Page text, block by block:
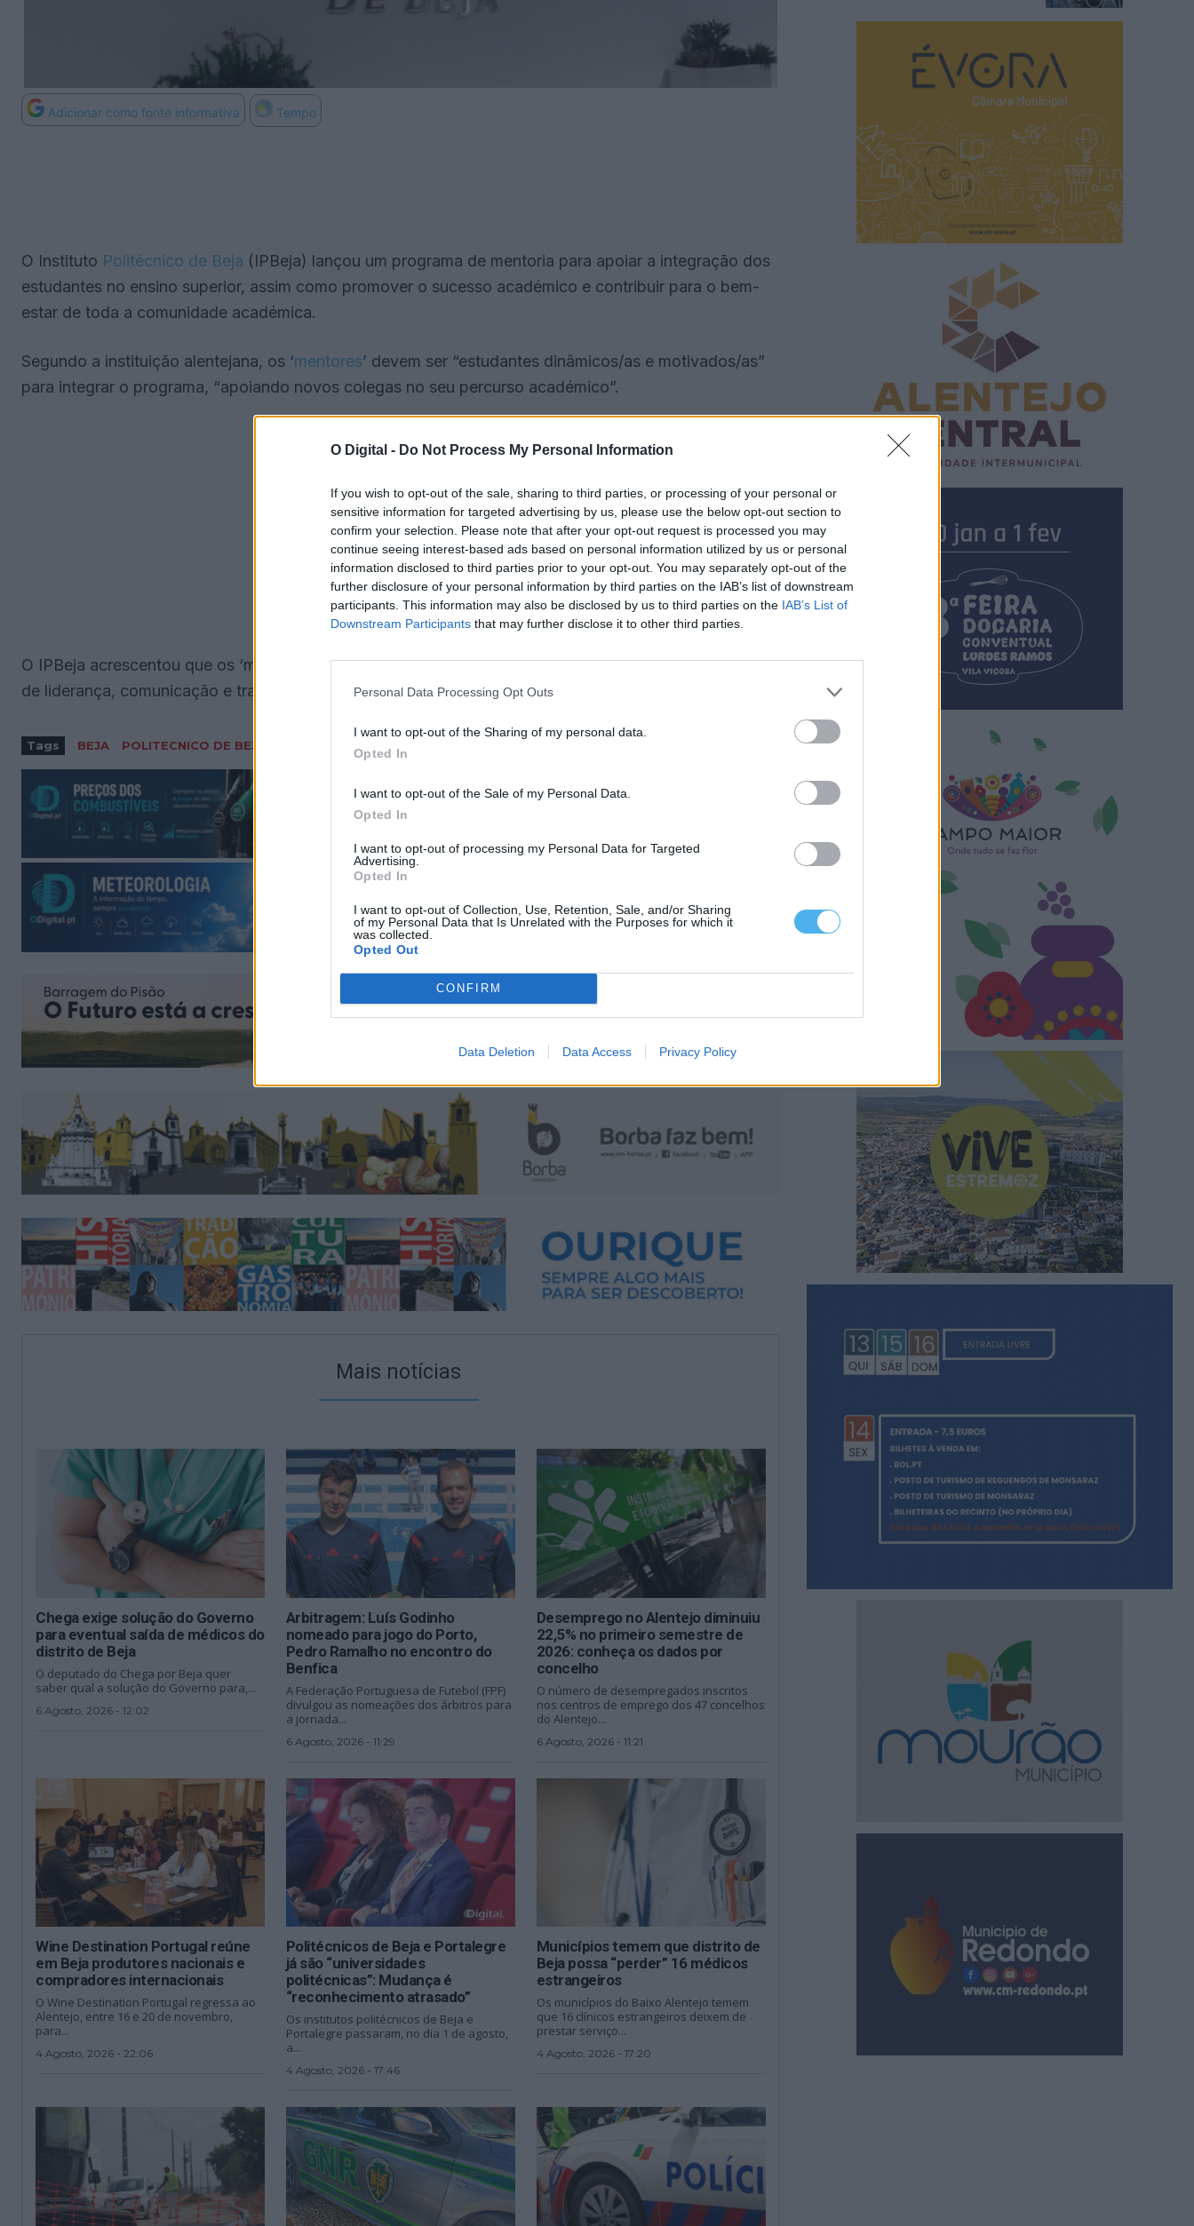
O Digital - Do Not Process My Personal Information
If you wish to opt-out of the sale, sharing to third parties, or processing of your personal or
sensitive information for targeted advertising by us, please use the below opt-out section to
confirm your selection. Please note that after your opt-out request is processed you may
continue seeing interest-based ads based on personal information utilized by us or personal
information disclosed to third parties prior to your opt-out. You may separately opt-out of the
further disclosure of your personal information by third parties on the IAB’s list of downstream
participants. This information may also be disclosed by us to third parties on the IAB’s List of
Downstream Participants that may further disclose it to other third parties.
Personal Data Processing Opt Outs
I want to opt-out of the Sharing of my personal data.
Opted In
I want to opt-out of the Sale of my Personal Data.
Opted In
I want to opt-out of processing my Personal Data for Targeted
Advertising.
Opted In
I want to opt-out of Collection, Use, Retention, Sale, and/or Sharing
of my Personal Data that Is Unrelated with the Purposes for which it
was collected.
Opted Out
CONFIRM
Data Deletion Data Access Privacy Policy
Adicionar como fonte informativa Tempo
O Instituto Politécnico de Beja (IPBeja) lançou um programa de mentoria para apoiar a integração dos
estudantes no ensino superior, assim como promover o sucesso académico e contribuir para o bem-
estar de toda a comunidade académica.
Segundo a instituição alentejana, os ‘mentores’ devem ser “estudantes dinâmicos/as e motivados/as”
para integrar o programa, “apoiando novos colegas no seu percurso académico”.
O IPBeja acrescentou que os ‘mentores’ poderão, através desta iniciativa, desenvolver “competências
de liderança, comunicação e trabalho em equipa, valorizadas no mercado de trabalho”.
Tags BEJA POLITECNICO DE BEJA
Mais notícias
Chega exige solução do Governo
para eventual saída de médicos do
distrito de Beja
O deputado do Chega por Beja quer
saber qual a solução do Governo para,...
6 Agosto, 2026 - 12:02
Arbitragem: Luís Godinho
nomeado para jogo do Porto,
Pedro Ramalho no encontro do
Benfica
A Federação Portuguesa de Futebol (FPF)
divulgou as nomeações dos árbitros para
a jornada...
6 Agosto, 2026 - 11:29
Desemprego no Alentejo diminuiu
22,5% no primeiro semestre de
2026: conheça os dados por
concelho
O número de desempregados inscritos
nos centros de emprego dos 47 concelhos
do Alentejo...
6 Agosto, 2026 - 11:21
Wine Destination Portugal reúne
em Beja produtores nacionais e
compradores internacionais
O Wine Destination Portugal regressa ao
Alentejo, entre 16 e 20 de novembro,
para...
4 Agosto, 2026 - 22:06
Politécnicos de Beja e Portalegre
já são “universidades
politécnicas”: Mudança é
“reconhecimento atrasado”
Os institutos politécnicos de Beja e
Portalegre passaram, no dia 1 de agosto,
a...
4 Agosto, 2026 - 17:46
Municípios temem que distrito de
Beja possa “perder” 16 médicos
estrangeiros
Os municípios do Baixo Alentejo temem
que 16 clínicos estrangeiros deixem de
prestar serviço...
4 Agosto, 2026 - 17:20